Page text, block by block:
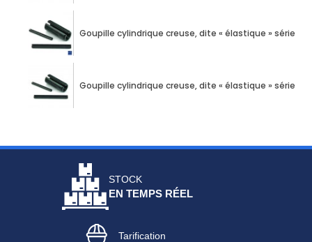
Goupille cylindrique creuse, dite « élastique » série
Goupille cylindrique creuse, dite « élastique » série
STOCK
EN TEMPS RÉEL
Tarification